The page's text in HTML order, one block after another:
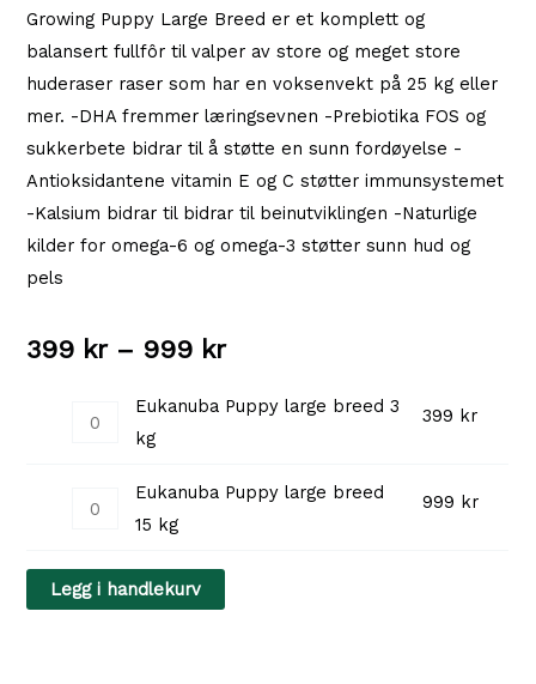
Growing Puppy Large Breed er et komplett og
balansert fullfôr til valper av store og meget store
huderaser raser som har en voksenvekt på 25 kg eller
mer. -DHA fremmer læringsevnen -Prebiotika FOS og
sukkerbete bidrar til å støtte en sunn fordøyelse -
Antioksidantene vitamin E og C støtter immunsystemet
-Kalsium bidrar til bidrar til beinutviklingen -Naturlige
kilder for omega-6 og omega-3 støtter sunn hud og
pels
399 kr – 999 krPrisområde:
399 kr
999 kr
Eukanuba
kg
antall
Eukanuba Puppy large breed 3
kg
399 kr
Eukanuba
large
breed
Eukanuba Puppy large breed
15 kg
999 kr
Legg i handlekurv